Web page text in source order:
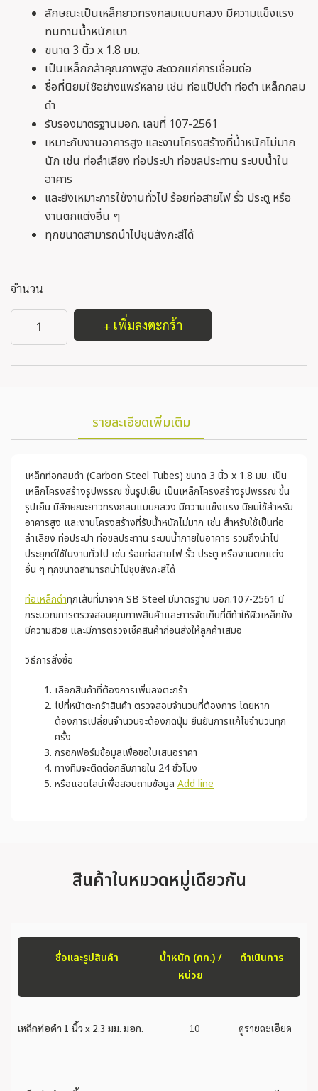
ลักษณะเป็นเหล็กยาวทรงกลมแบบกลวง มีความแข็งแรง
ทนทานน้ำหนักเบา
ขนาด 3 นิ้ว x 1.8 มม.
เป็นเหล็กกล้าคุณภาพสูง สะดวกแก่การเชื่อมต่อ
ชื่อที่นิยมใช้อย่างแพร่หลาย เช่น ท่อแป๊ปดำ ท่อดำ เหล็กกลม
ดำ
รับรองมาตรฐานมอก. เลขที่ 107-2561
เหมาะกับงานอาคารสูง และงานโครงสร้างที่น้ำหนักไม่มาก
นัก เช่น ท่อลำเลียง ท่อประปา ท่อชลประทาน ระบบน้ำใน
อาคาร
และยังเหมาะการใช้งานทั่วไป ร้อยท่อสายไฟ รั้ว ประตู หรือ
งานตกแต่งอื่น ๆ
ทุกขนาดสามารถนำไปชุบสังกะสีได้
จำนวน
+ เพิ่มลงตะกร้า
รายละเอียดเพิ่มเติม
เหล็กท่อกลมดำ (Carbon Steel Tubes) ขนาด 3 นิ้ว x 1.8 มม. เป็น
เหล็กโครงสร้างรูปพรรณ ขึ้นรูปเย็น เป็นเหล็กโครงสร้างรูปพรรณ ขึ้น
รูปเย็น มีลักษณะยาวทรงกลมแบบกลวง มีความแข็งแรง นิยมใช้สำหรับ
อาคารสูง และงานโครงสร้างที่รับน้ำหนักไม่มาก เช่น สำหรับใช้เป็นท่อ
ลำเลียง ท่อประปา ท่อชลประทาน ระบบน้ำภายในอาคาร รวมถึงนำไป
ประยุกต์ใช้ในงานทั่วไป เช่น ร้อยท่อสายไฟ รั้ว ประตู หรืองานตกแต่ง
อื่น ๆ ทุกขนาดสามารถนำไปชุบสังกะสีได้
ท่อเหล็กดำทุกเส้นที่มาจาก SB Steel มีมาตรฐาน มอก.107-2561 มี
กระบวณการตรวจสอบคุณภาพสินค้าและการจัดเก็บที่ดีทำให้ผิวเหล็กยัง
มีความสวย และมีการตรวจเช็คสินค้าก่อนส่งให้ลูกค้าเสมอ
วิธีการสั่งซื้อ
เลือกสินค้าที่ต้องการเพิ่มลงตะกร้า
ไปที่หน้าตะกร้าสินค้า ตรวจสอบจำนวนที่ต้องการ โดยหาก
ต้องการเปลี่ยนจำนวนจะต้องกดปุ่ม ยืนยันการแก้ไขจำนวนทุก
ครั้ง
กรอกฟอร์มข้อมูลเพื่อขอใบเสนอราคา
ทางทีมจะติดต่อกลับภายใน 24 ชั่วโมง
หรือแอดไลน์เพื่อสอบถามข้อมูล Add line
สินค้าในหมวดหมู่เดียวกัน
ชื่อและรูปสินค้า
น้ำหนัก (กก.) /
หน่วย
ดำเนินการ
เหล็กท่อดำ 1 นิ้ว x 2.3 มม. มอก. 10 ดูรายละเอียด